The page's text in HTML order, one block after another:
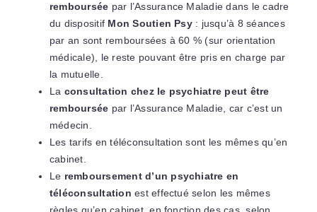
remboursée par l’Assurance Maladie dans le cadre
du dispositif Mon Soutien Psy: jusqu’à 8 séances
par an sont remboursées à 60 % (sur orientation
médicale), le reste pouvant être pris en charge par
la mutuelle.
La consultation chez le psychiatre peut être
remboursée par l’Assurance Maladie, car c’est un
médecin.
Les tarifs en téléconsultation sont les mêmes qu’en
cabinet.
Le remboursement d’un psychiatre en
téléconsultation est effectué selon les mêmes